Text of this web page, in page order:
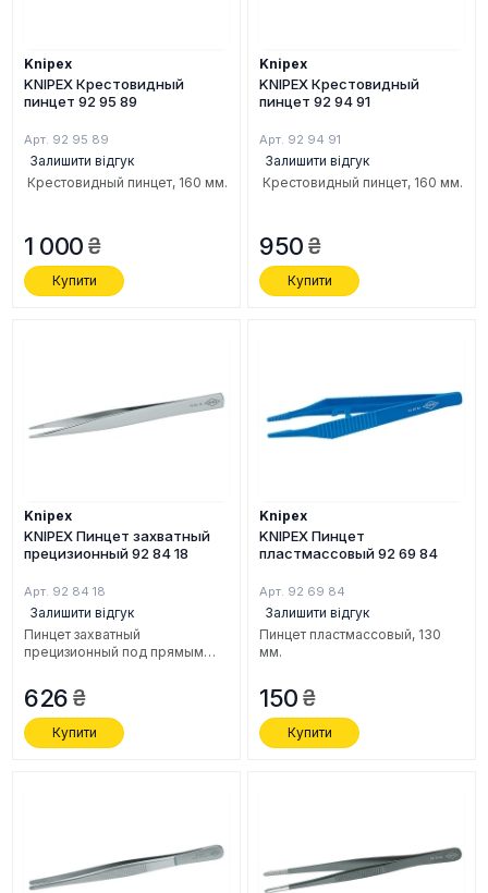
Knipex
KNIPEX Крестовидный
пинцет 92 95 89
Арт. 92 95 89
Залишити відгук
Крестовидный пинцет, 160 мм.
1 000
Купити
Knipex
KNIPEX Крестовидный
пинцет 92 94 91
Арт. 92 94 91
Залишити відгук
Крестовидный пинцет, 160 мм.
950
Купити
Knipex
KNIPEX Пинцет захватный
прецизионный 92 84 18
Арт. 92 84 18
Залишити відгук
Пинцет захватный
прецизионный под прямым
мм.
626
Купити
Knipex
KNIPEX Пинцет
пластмассовый 92 69 84
Арт. 92 69 84
Залишити відгук
Пинцет пластмассовый, 130
мм.
150
Купити